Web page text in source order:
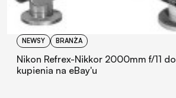
NEWSY BRANŻA
Nikon Refrex-Nikkor 2000mm f/11 do
kupienia na eBay'u